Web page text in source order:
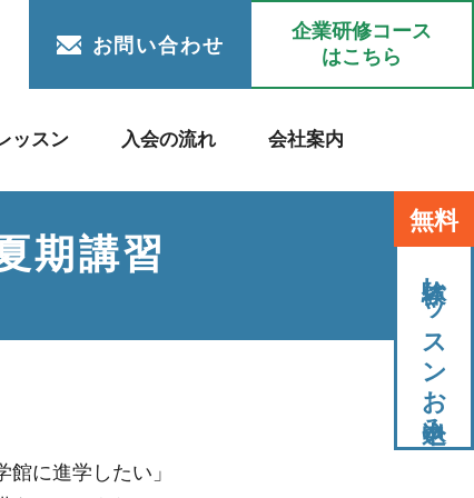
お問い合わせ
企業研修コース
はこちら
ッスン 入会の流れ 会社案内
無料
体験レッスンお申込み
期講習
館に進学したい」